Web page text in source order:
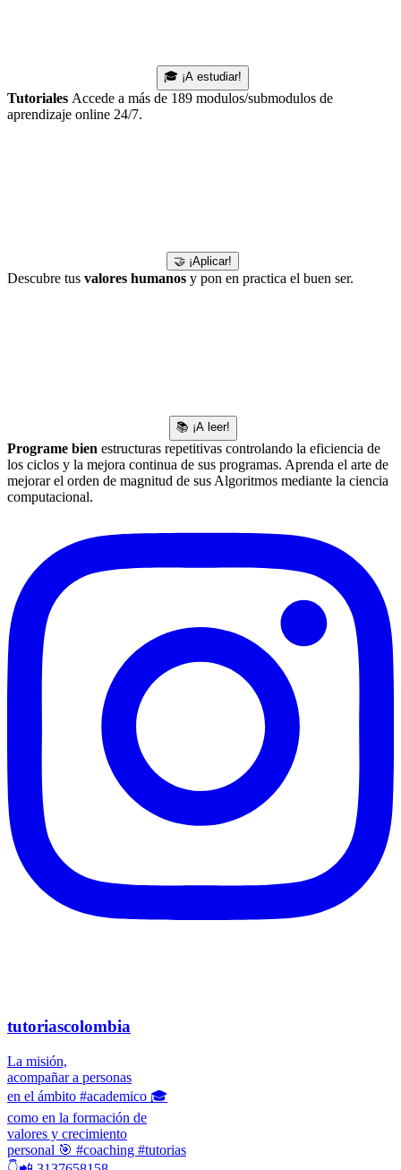
🎓 ¡A estudiar!
Tutoriales Accede a más de 189 modulos/submodulos de
aprendizaje online 24/7.
🤝 ¡Aplicar!
Descubre tus valores humanos y pon en practica el buen ser.
📚 ¡A leer!
Programe bien estructuras repetitivas controlando la eficiencia de
los ciclos y la mejora continua de sus programas. Aprenda el arte de
mejorar el orden de magnitud de sus Algoritmos mediante la ciencia
computacional.
tutoriascolombia
La misión,
acompañar a personas
en el ámbito #academico 🎓
como en la formación de
valores y crecimiento
personal 🎯 #coaching #tutorias